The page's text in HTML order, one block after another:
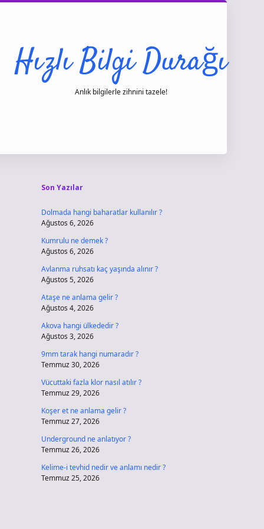
Hızlı Bilgi Durağı
Anlık bilgilerle zihnini tazele!
Son Yazılar
Dolmada hangi baharatlar kullanılır ?
Ağustos 6, 2026
Kumrulu ne demek ?
Ağustos 6, 2026
Avlanma ruhsatı kaç yaşında alınır ?
Ağustos 5, 2026
Ataşe ne anlama gelir ?
Ağustos 4, 2026
Akova hangi ülkededir ?
Ağustos 3, 2026
9mm tarak hangi numaradır ?
Temmuz 30, 2026
Vücuttaki fazla klor nasıl atılır ?
Temmuz 29, 2026
Koşer et ne anlama gelir ?
Temmuz 27, 2026
Underground ne anlatıyor ?
Temmuz 26, 2026
Kelime-i tevhid nedir ve anlamı nedir ?
Temmuz 25, 2026